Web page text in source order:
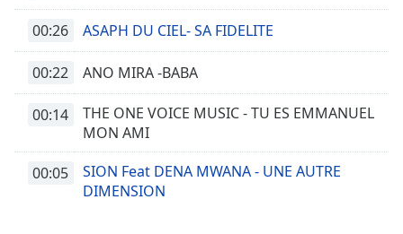
Size
00:26 ASAPH DU CIEL- SA FIDELITE
00:22 ANO MIRA -BABA
00:14
THE ONE VOICE MUSIC - TU ES EMMANUEL
MON AMI
00:05
SION Feat DENA MWANA - UNE AUTRE
DIMENSION